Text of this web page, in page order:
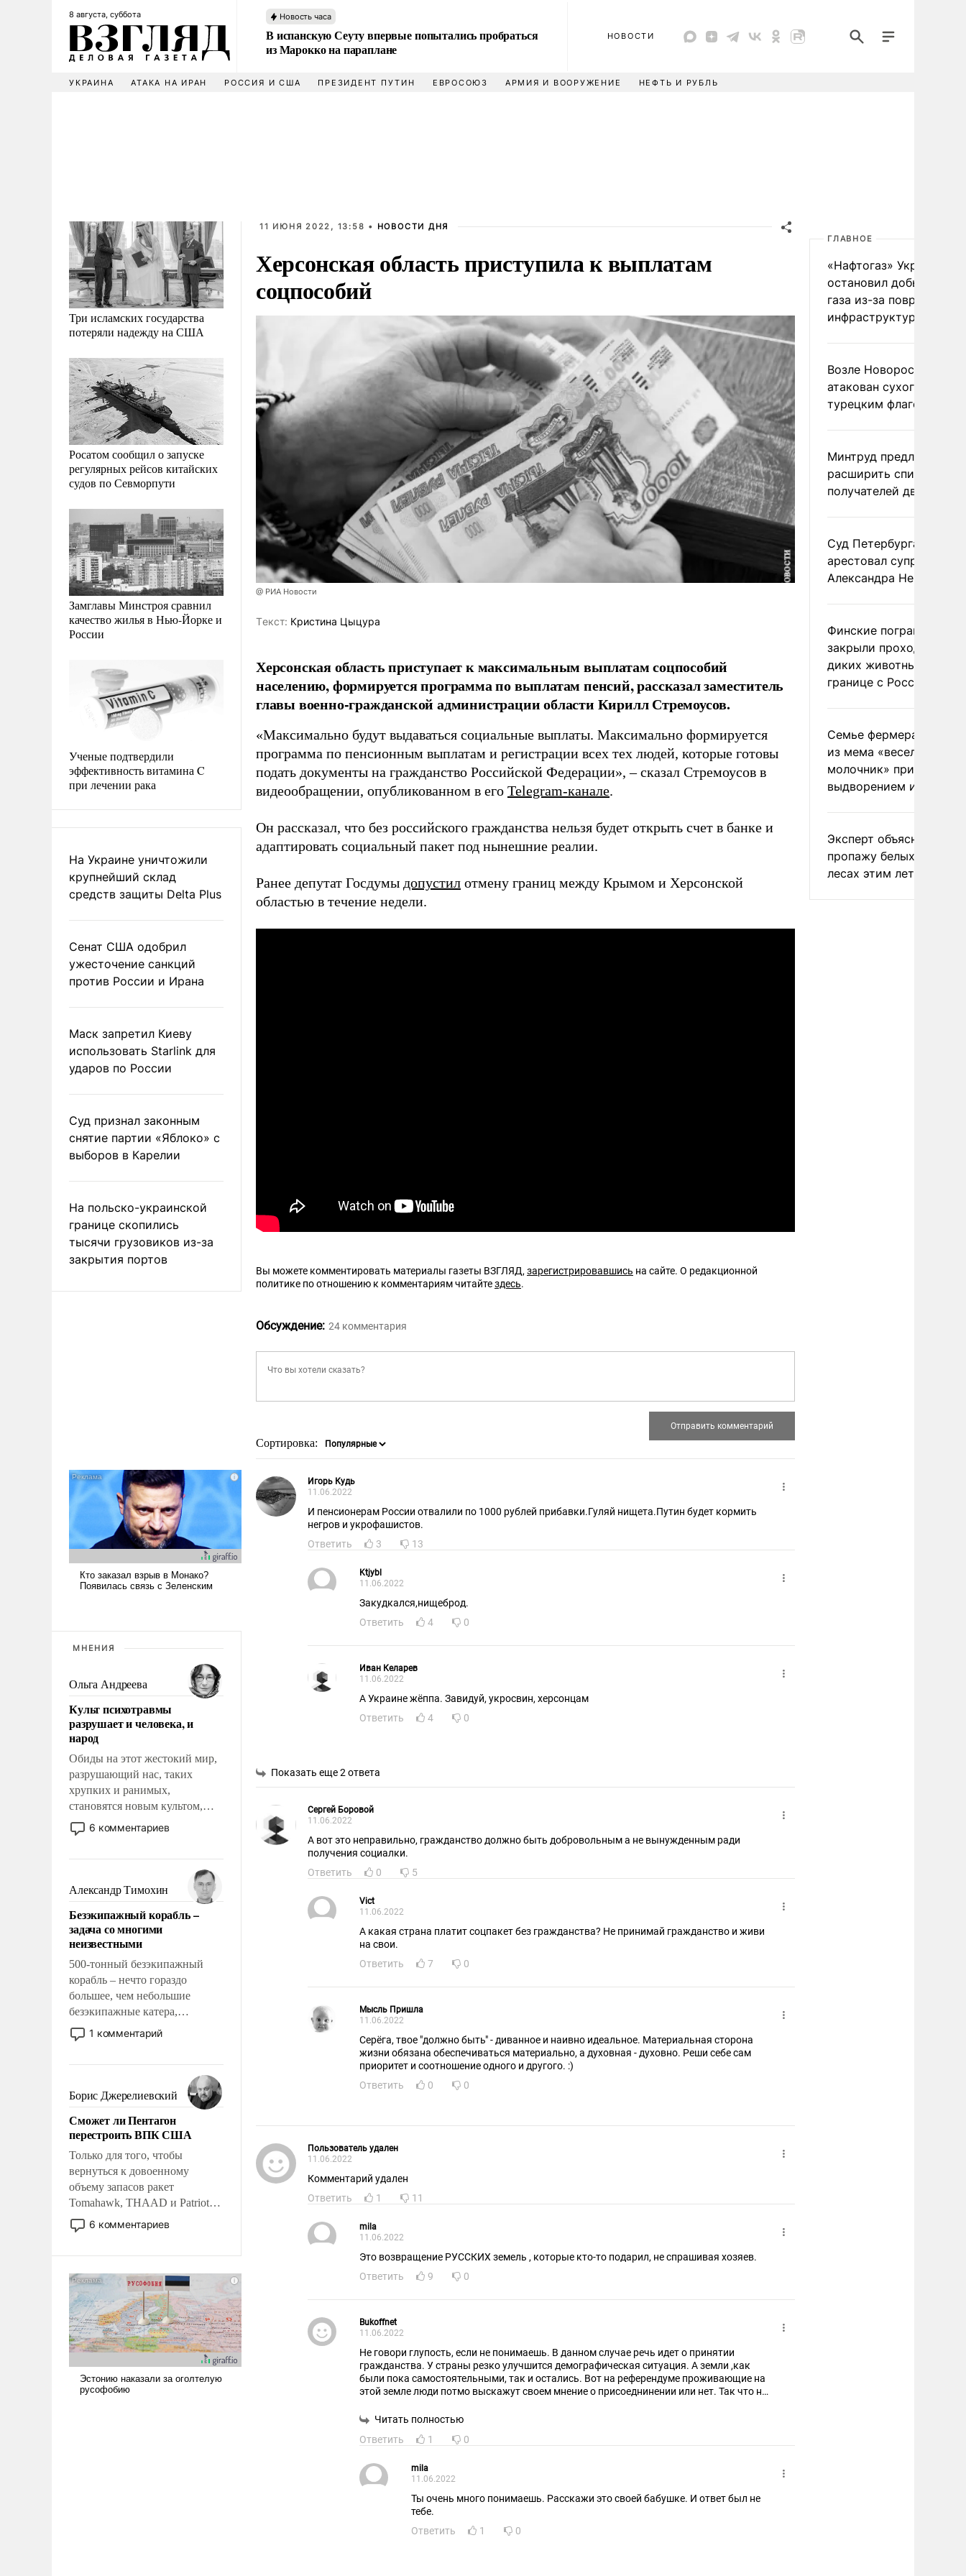
8 августа, суббота Новость часа
В испанскую Сеуту впервые попытались пробраться
из Марокко на параплане
НОВОСТИ
УКРАИНА АТАКА НА ИРАН РОССИЯ И США ПРЕЗИДЕНТ ПУТИН ЕВРОСОЮЗ АРМИЯ И ВООРУЖЕНИЕ НЕФТЬ И РУБЛЬ
Три исламских государства
потеряли надежду на США
Росатом сообщил о запуске
регулярных рейсов китайских
судов по Севморпути
Замглавы Минстроя сравнил
качество жилья в Нью-Йорке и
России
Ученые подтвердили
эффективность витамина C
при лечении рака
На Украине уничтожили
крупнейший склад
средств защиты Delta Plus
Сенат США одобрил
ужесточение санкций
против России и Ирана
Маск запретил Киеву
использовать Starlink для
ударов по России
Суд признал законным
снятие партии «Яблоко» с
выборов в Карелии
На польско-украинской
границе скопились
тысячи грузовиков из-за
закрытия портов
МНЕНИЯ
Ольга Андреева
Культ психотравмы
разрушает и человека, и
народ
Обиды на этот жестокий мир,
разрушающий нас, таких
хрупких и ранимых,
становятся новым культом,
постепенно вытесняя и
отменяя традиционное
мужественным и твердым под
ударами судьбы, брать на себя
ответственность, помогать
слабым, идти вперед и
адаптироваться.
6 комментариев
Александр Тимохин
Безэкипажный корабль –
задача со многими
неизвестными
500-тонный безэкипажный
корабль – нечто гораздо
большее, чем небольшие
безэкипажные катера,
применение которых уже
стало обыденностью. Задача по
сложна и амбициозна. Однако
и ее реализация радикально
поднимет наши боевые
возможности.
1 комментарий
Борис Джерелиевский
Сможет ли Пентагон
перестроить ВПК США
Только для того, чтобы
вернуться к довоенному
объему запасов ракет
Tomahawk, THAAD и Patriot
США потребуется более трех
лет. Даже небольшая война с
Сложившаяся ситуация
означает многолетний период
уязвимости США, например,
перед Китаем.
6 комментариев
11 ИЮНЯ 2022, 13:58 • НОВОСТИ ДНЯ
Херсонская область приступила к выплатам
соцпособий
@ РИА Новости
Tекст: Кристина Цыцура
Херсонская область приступает к максимальным выплатам соцпособий
населению, формируется программа по выплатам пенсий, рассказал заместитель
главы военно-гражданской администрации области Кирилл Стремоусов.
«Максимально будут выдаваться социальные выплаты. Максимально формируется
программа по пенсионным выплатам и регистрации всех тех людей, которые готовы
подать документы на гражданство Российской Федерации», – сказал Стремоусов в
видеообращении, опубликованном в его Telegram-канале.
Он рассказал, что без российского гражданства нельзя будет открыть счет в банке и
адаптировать социальный пакет под нынешние реалии.
Ранее депутат Госдумы допустил отмену границ между Крымом и Херсонской
областью в течение недели.
Вы можете комментировать материалы газеты ВЗГЛЯД,зарегистрировавшись на сайте. О редакционной
политике по отношению к комментариям читайтездесь.
Обсуждение: 24 комментария
Сортировка:
Игорь Кудь
11.06.2022
И пенсионерам России отвалили по 1000 рублей прибавки.Гуляй нищета.Путин будет кормить
негров и укрофашистов.
Ответить
3 13
Ktjybl
11.06.2022
Закудкался,нищеброд.
Ответить
4 0
Иван Келарев
11.06.2022
А Украине жёппа. Завидуй, укросвин, херсонцам
Ответить
4 0
Показать еще 2 ответа
Сергей Боровой
11.06.2022
А вот это неправильно, гражданство должно быть добровольным а не вынужденным ради
получения социалки.
Ответить
0 5
Vict
11.06.2022
А какая страна платит соцпакет без гражданства? Не принимай гражданство и живи
на свои.
Ответить
7 0
Мысль Пришла
11.06.2022
Серёга, твое "должно быть" - диванное и наивно идеальное. Материальная сторона
жизни обязана обеспечиваться материально, а духовная - духовно. Реши себе сам
приоритет и соотношение одного и другого. :)
Ответить
0 0
Пользователь удален
11.06.2022
Комментарий удален
Ответить
1 11
mila
11.06.2022
Это возвращение РУССКИХ земель , которые кто-то подарил, не спрашивая хозяев.
Ответить
9 0
Bukoffnet
11.06.2022
Не говори глупость, если не понимаешь. В данном случае речь идет о принятии
гражданства. У страны резко улучшится демографическая ситуация. А земли ,как
были пока самостоятельными, так и остались. Вот на референдуме проживающие на
этой земле люди потмо выскажут своем мнение о присоеднинении или нет. Так что ни
территории, всегда дает возможность их защитить, в том числе путем ввода войск
Читать полностью
Ответить
1 0
mila
11.06.2022
Ты очень много понимаешь. Расскажи это своей бабушке. И ответ был не
тебе.
Ответить
1 0
ГЛАВНОЕ
«Нафтогаз» Украины
остановил добычу
газа из-за повреждения
инфраструктуры
Возле Новороссийска
атакован сухогруз под
турецким флагом
Минтруд предложил
расширить список
получателей двух
Суд Петербурга заочно
арестовал супругу
Александра Невзорова
Финские пограничники
закрыли проходы для
диких животных на
границе с Россией
Семье фермера
из мема «веселый
молочник» пригрозили
выдворением из
Эксперт объяснил
пропажу белых грибов
лесах этим летом